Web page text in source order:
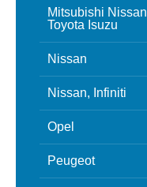
Mitsubishi Nissan
Toyota Isuzu
Nissan
Nissan, Infiniti
Opel
Peugeot